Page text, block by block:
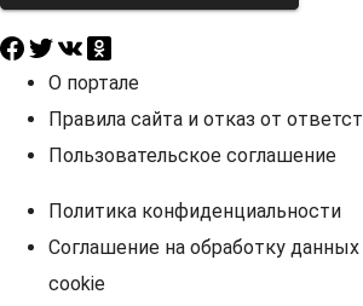
О портале
Правила сайта и отказ от
Пользовательское соглашение
Политика конфиденциальности
Соглашение на обработку
cookie